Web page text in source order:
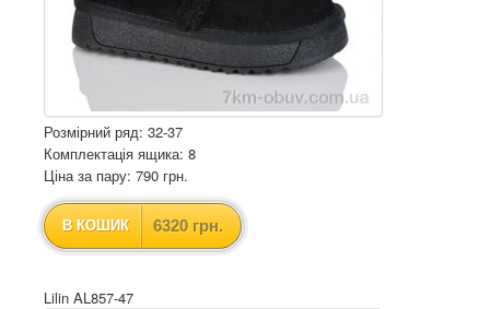
Розмірний ряд: 32-37
Комплектація ящика: 8
Ціна за пару: 790 грн.
В КОШИК 6320 грн.
Lilin AL857-47